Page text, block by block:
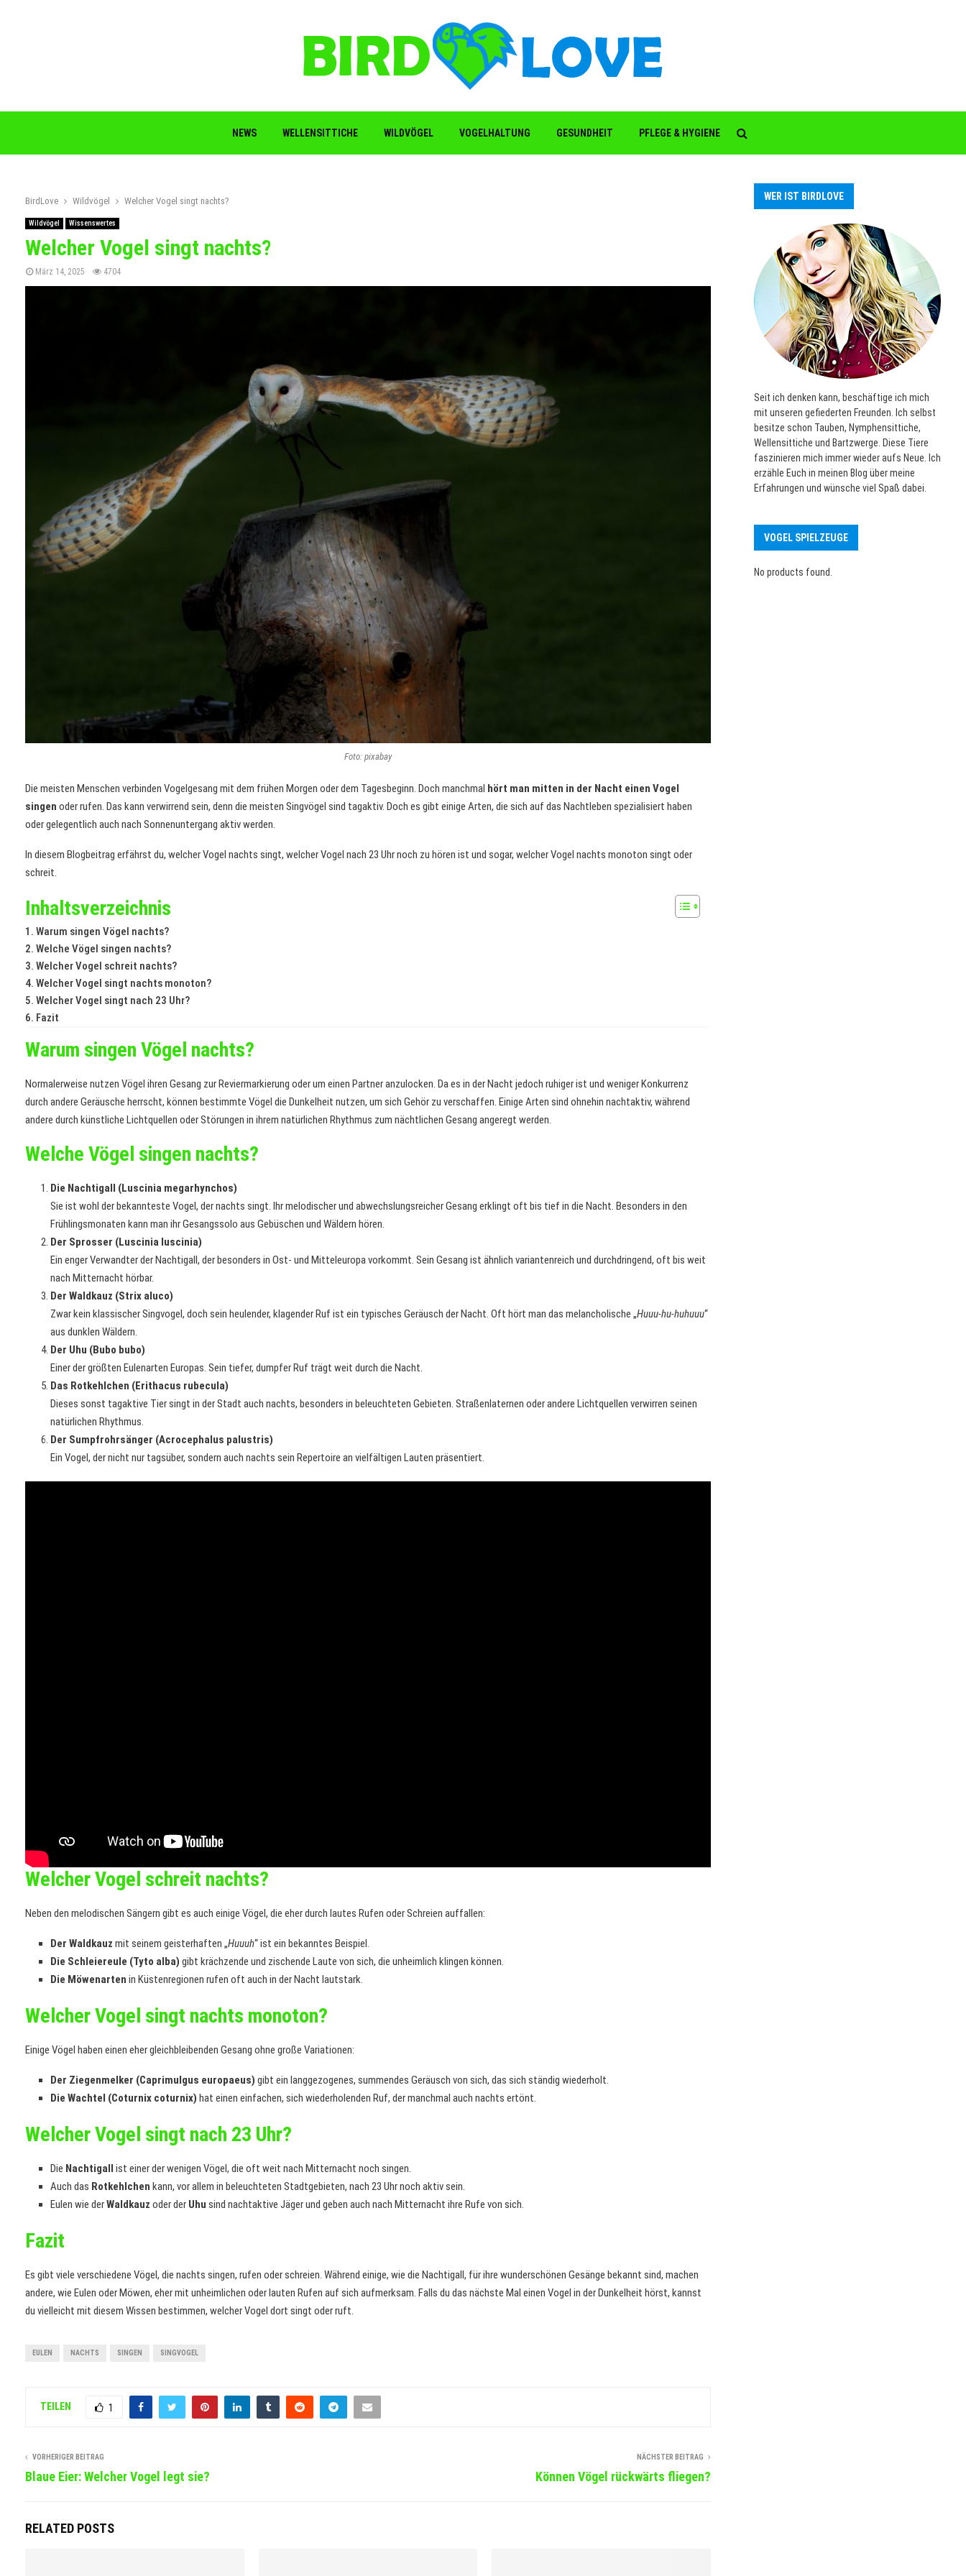
NEWS WELLENSITTICHE WILDVÖGEL VOGELHALTUNG GESUNDHEIT PFLEGE & HYGIENE
BirdLove Wildvögel Welcher Vogel singt nachts?
Wildvögel Wissenswertes
Welcher Vogel singt nachts?
März 14, 2025 4704
Foto: pixabay
Die meisten Menschen verbinden Vogelgesang mit dem frühen Morgen oder dem Tagesbeginn. Doch manchmal hört man mitten in der Nacht einen Vogel
singen oder rufen. Das kann verwirrend sein, denn die meisten Singvögel sind tagaktiv. Doch es gibt einige Arten, die sich auf das Nachtleben spezialisiert haben
oder gelegentlich auch nach Sonnenuntergang aktiv werden.
In diesem Blogbeitrag erfährst du, welcher Vogel nachts singt, welcher Vogel nach 23 Uhr noch zu hören ist und sogar, welcher Vogel nachts monoton singt oder
schreit.
Inhaltsverzeichnis
Warum singen Vögel nachts?
Welche Vögel singen nachts?
Welcher Vogel schreit nachts?
Welcher Vogel singt nachts monoton?
Welcher Vogel singt nach 23 Uhr?
Fazit
Warum singen Vögel nachts?
Normalerweise nutzen Vögel ihren Gesang zur Reviermarkierung oder um einen Partner anzulocken. Da es in der Nacht jedoch ruhiger ist und weniger Konkurrenz
durch andere Geräusche herrscht, können bestimmte Vögel die Dunkelheit nutzen, um sich Gehör zu verschaffen. Einige Arten sind ohnehin nachtaktiv, während
andere durch künstliche Lichtquellen oder Störungen in ihrem natürlichen Rhythmus zum nächtlichen Gesang angeregt werden.
Welche Vögel singen nachts?
Die Nachtigall (Luscinia megarhynchos)
Sie ist wohl der bekannteste Vogel, der nachts singt. Ihr melodischer und abwechslungsreicher Gesang erklingt oft bis tief in die Nacht. Besonders in den
Frühlingsmonaten kann man ihr Gesangssolo aus Gebüschen und Wäldern hören.
Der Sprosser (Luscinia luscinia)
Ein enger Verwandter der Nachtigall, der besonders in Ost- und Mitteleuropa vorkommt. Sein Gesang ist ähnlich variantenreich und durchdringend, oft bis weit
nach Mitternacht hörbar.
Der Waldkauz (Strix aluco)
Zwar kein klassischer Singvogel, doch sein heulender, klagender Ruf ist ein typisches Geräusch der Nacht. Oft hört man das melancholische „Huuu-hu-huhuuu“
aus dunklen Wäldern.
Der Uhu (Bubo bubo)
Einer der größten Eulenarten Europas. Sein tiefer, dumpfer Ruf trägt weit durch die Nacht.
Das Rotkehlchen (Erithacus rubecula)
Dieses sonst tagaktive Tier singt in der Stadt auch nachts, besonders in beleuchteten Gebieten. Straßenlaternen oder andere Lichtquellen verwirren seinen
natürlichen Rhythmus.
Der Sumpfrohrsänger (Acrocephalus palustris)
Ein Vogel, der nicht nur tagsüber, sondern auch nachts sein Repertoire an vielfältigen Lauten präsentiert.
Welcher Vogel schreit nachts?
Neben den melodischen Sängern gibt es auch einige Vögel, die eher durch lautes Rufen oder Schreien auffallen:
Der Waldkauz mit seinem geisterhaften „Huuuh“ ist ein bekanntes Beispiel.
Die Schleiereule (Tyto alba) gibt krächzende und zischende Laute von sich, die unheimlich klingen können.
Die Möwenarten in Küstenregionen rufen oft auch in der Nacht lautstark.
Welcher Vogel singt nachts monoton?
Einige Vögel haben einen eher gleichbleibenden Gesang ohne große Variationen:
Der Ziegenmelker (Caprimulgus europaeus) gibt ein langgezogenes, summendes Geräusch von sich, das sich ständig wiederholt.
Die Wachtel (Coturnix coturnix) hat einen einfachen, sich wiederholenden Ruf, der manchmal auch nachts ertönt.
Welcher Vogel singt nach 23 Uhr?
Die Nachtigall
ist einer der wenigen Vögel, die oft weit nach Mitternacht noch singen.
Auch das Rotkehlchen kann, vor allem in beleuchteten Stadtgebieten, nach 23 Uhr noch aktiv sein.
Eulen wie derWaldkauz oder der Uhu sind nachtaktive Jäger und geben auch nach Mitternacht ihre Rufe von sich.
Fazit
Es gibt viele verschiedene Vögel, die nachts singen, rufen oder schreien. Während einige, wie die Nachtigall, für ihre wunderschönen Gesänge bekannt sind, machen
andere, wie Eulen oder Möwen, eher mit unheimlichen oder lauten Rufen auf sich aufmerksam. Falls du das nächste Mal einen Vogel in der Dunkelheit hörst, kannst
du vielleicht mit diesem Wissen bestimmen, welcher Vogel dort singt oder ruft.
EULEN NACHTS SINGEN SINGVOGEL
TEILEN 1
VORHERIGER BEITRAG
Blaue Eier: Welcher Vogel legt sie?
NÄCHSTER BEITRAG
Können Vögel rückwärts fliegen?
RELATED POSTS
WER IST BIRDLOVE
Seit ich denken kann, beschäftige ich mich
mit unseren gefiederten Freunden. Ich selbst
besitze schon Tauben, Nymphensittiche,
Wellensittiche und Bartzwerge. Diese Tiere
faszinieren mich immer wieder aufs Neue. Ich
erzähle Euch in meinen Blog über meine
Erfahrungen und wünsche viel Spaß dabei.
VOGEL SPIELZEUGE
No products found.